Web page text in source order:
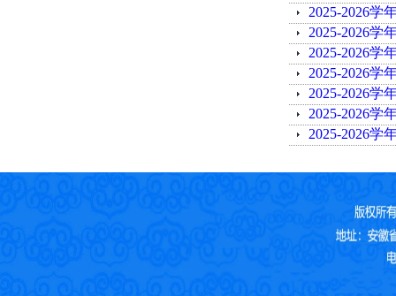
2025-2026学
2025-2026学
2025-2026学
2025-2026学
2025-2026学
2025-2026学
2025-2026学